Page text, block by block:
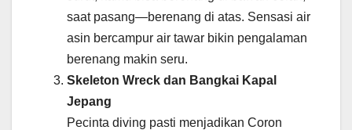
saat pasang—berenang di atas. Sensasi air
asin bercampur air tawar bikin pengalaman
berenang makin seru.
Skeleton Wreck dan Bangkai Kapal
Jepang
Pecinta diving pasti menjadikan Coron